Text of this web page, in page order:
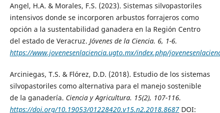
Angel, H.A. & Morales, F.S. (2023). Sistemas silvopastoriles
intensivos donde se incorporen arbustos forrajeros como
opción a la sustentabilidad ganadera en la Región Centro
del estado de Veracruz. Jóvenes de la Ciencia. 6, 1-6.
https://www.jovenesenlaciencia.ugto.mx/index.php/
Arciniegas, T.S. & Flórez, D.D. (2018). Estudio de los sistemas
silvopastoriles como alternativa para el manejo sostenible
de la ganadería. Ciencia y Agricultura. 15(2), 107-116.
https://doi.org/10.19053/01228420.v15.n2.2018.8687DOI: